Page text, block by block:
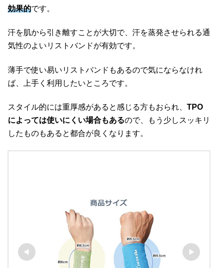
効果的です。
汗を肌から引き離すことが大切で、汗を蒸発させられる通
気性のよいリストバンドが有効です。
薄手で使い易いリストバンドもあるので気にならなけれ
ば、上手く利用したいところです。
スタイル的には重厚感があると感じる方もおられ、 TPO
によっては使いにくい場合もあるので、もう少しスッキリ
したものもあると都合が良くなります。